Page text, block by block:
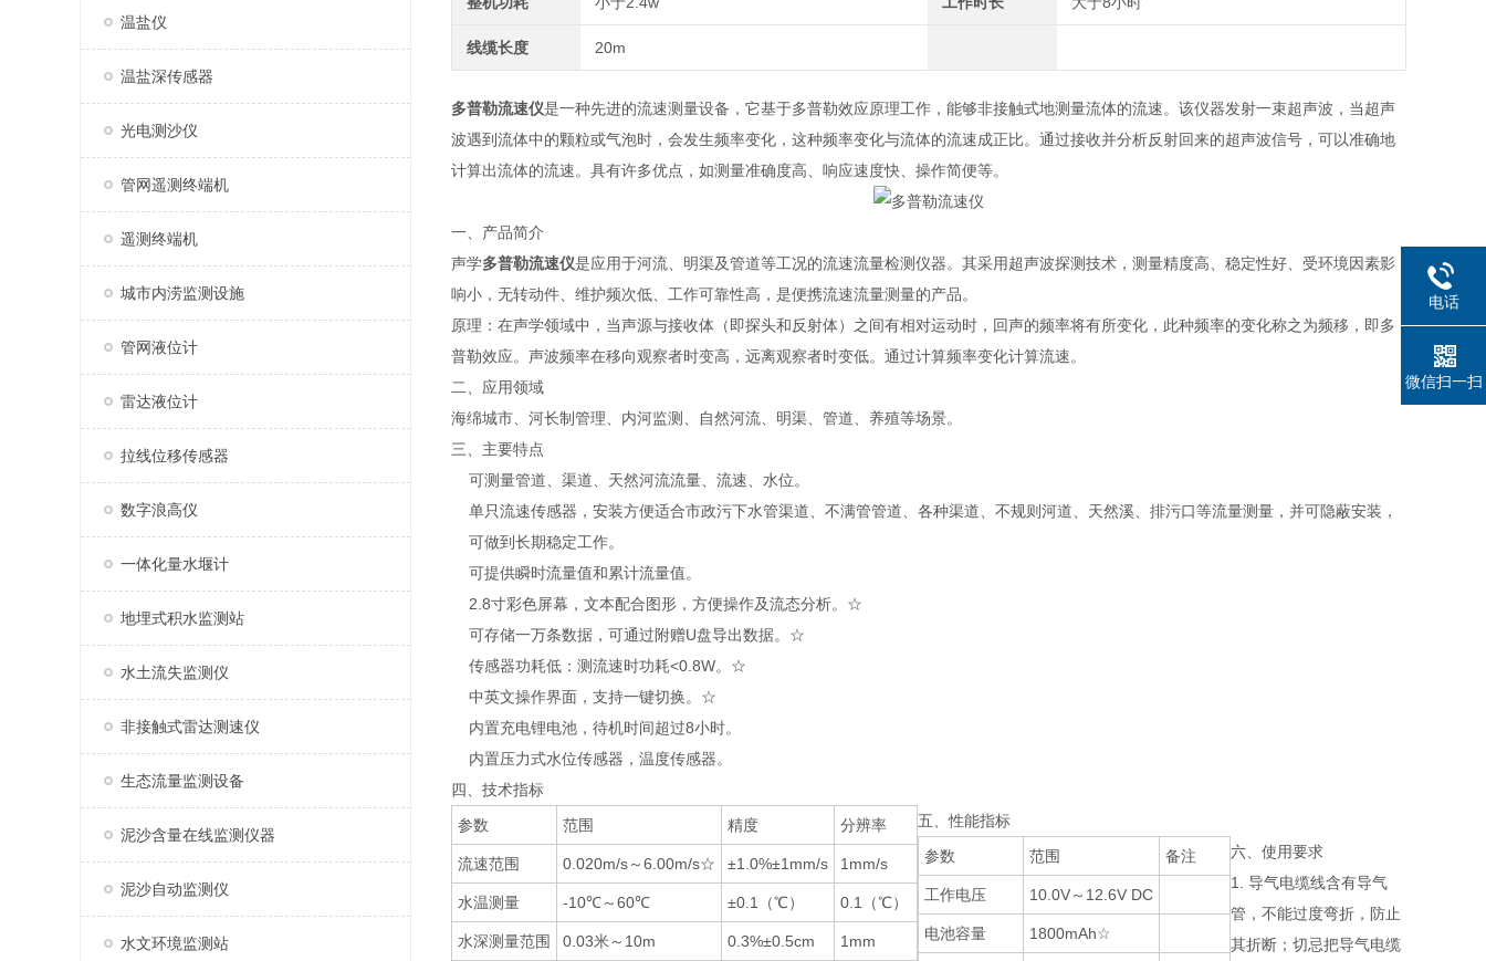
温盐仪
温盐深传感器
光电测沙仪
管网遥测终端机
遥测终端机
城市内涝监测设施
管网液位计
雷达液位计
拉线位移传感器
数字浪高仪
一体化量水堰计
地埋式积水监测站
水土流失监测仪
非接触式雷达测速仪
生态流量监测设备
泥沙含量在线监测仪器
泥沙自动监测仪
水文环境监测站
线缆长度 20m
多普勒流速仪是一种先进的流速测量设备，它基于多普勒效应原理工作，能够非接触式地测量流体的流速。该仪器发射一束超声波，当超声
波遇到流体中的颗粒或气泡时，会发生频率变化，这种频率变化与流体的流速成正比。通过接收并分析反射回来的超声波信号，可以准确地
计算出流体的流速。具有许多优点，如测量准确度高、响应速度快、操作简便等。
一、产品简介
声学多普勒流速仪是应用于河流、明渠及管道等工况的流速流量检测仪器。其采用超声波探测技术，测量精度高、稳定性好、受环境因素影
响小，无转动件、维护频次低、工作可靠性高，是便携流速流量测量的产品。
原理：在声学领域中，当声源与接收体（即探头和反射体）之间有相对运动时，回声的频率将有所变化，此种频率的变化称之为频移，即多
普勒效应。声波频率在移向观察者时变高，远离观察者时变低。通过计算频率变化计算流速。
二、应用领域
海绵城市、河长制管理、内河监测、自然河流、明渠、管道、养殖等场景。
三、主要特点
可测量管道、渠道、天然河流流量、流速、水位。
单只流速传感器，安装方便适合市政污下水管渠道、不满管管道、各种渠道、不规则河道、天然溪、排污口等流量测量，并可隐蔽安装，
可做到长期稳定工作。
可提供瞬时流量值和累计流量值。
2.8寸彩色屏幕，文本配合图形，方便操作及流态分析。☆
可存储一万条数据，可通过附赠U盘导出数据。☆
传感器功耗低：测流速时功耗<0.8W。☆
中英文操作界面，支持一键切换。☆
内置充电锂电池，待机时间超过8小时。
内置压力式水位传感器，温度传感器。
四、技术指标
参数
范围 精度 分辨率
流速范围 0.020m/s～6.00m/s☆ ±1.0%±1mm/s 1mm/s
水温测量 -10℃～60℃ ±0.1（℃） 0.1（℃）
水深测量范围 0.03米～10m 0.3%±0.5cm 1mm
五、性能指标
参数
范围 备注
工作电压 10.0V～12.6V DC
电池容量 1800mAh☆
六、使用要求
1. 导气电缆线含有导气
管，不能过度弯折，防止
其折断；切忌把导气电缆
电话
微信扫一扫